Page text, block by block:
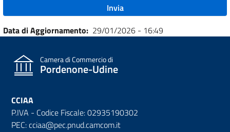
Data di Aggiornamento 29/01/2026 - 16:49
Camera di Commercio di
Pordenone-Udine
CCIAA
P.IVA - Codice Fiscale: 02935190302
PEC: cciaa@pec.pnud.camcom.it